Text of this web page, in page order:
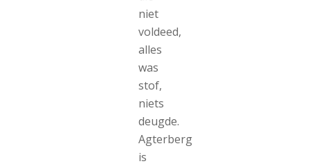
niet
voldeed,
alles
was
stof,
niets
deugde.
Agterberg
is